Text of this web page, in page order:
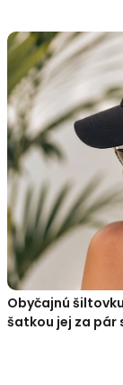
Obyčajnú
šatkou jej za pár